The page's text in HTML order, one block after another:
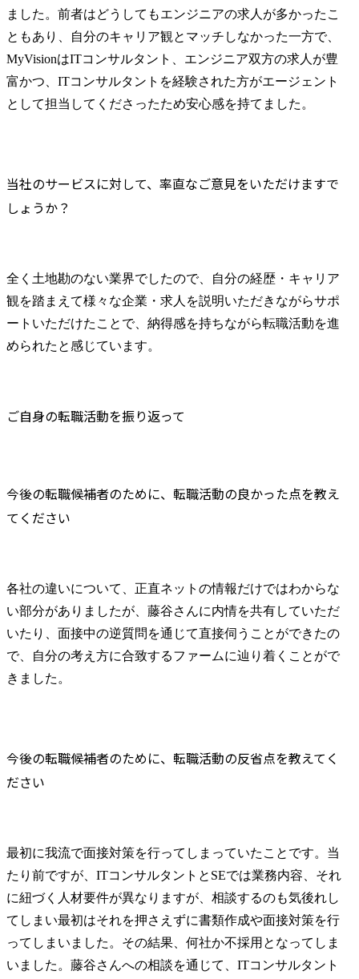
ました。前者はどうしてもエンジニアの求人が多かったこ
ともあり、自分のキャリア観とマッチしなかった一方で、
MyVisionはITコンサルタント、エンジニア双方の求人が豊
富かつ、ITコンサルタントを経験された方がエージェント
として担当してくださったため安心感を持てました。
当社のサービスに対して、率直なご意見をいただけますで
しょうか？
全く土地勘のない業界でしたので、自分の経歴・キャリア
観を踏まえて様々な企業・求人を説明いただきながらサポ
ートいただけたことで、納得感を持ちながら転職活動を進
められたと感じています。
ご自身の転職活動を振り返って
今後の転職候補者のために、転職活動の良かった点を教え
てください
各社の違いについて、正直ネットの情報だけではわからな
い部分がありましたが、藤谷さんに内情を共有していただ
いたり、面接中の逆質問を通じて直接伺うことができたの
で、自分の考え方に合致するファームに辿り着くことがで
きました。
今後の転職候補者のために、転職活動の反省点を教えてく
ださい
最初に我流で面接対策を行ってしまっていたことです。当
たり前ですが、ITコンサルタントとSEでは業務内容、それ
に紐づく人材要件が異なりますが、相談するのも気後れし
てしまい最初はそれを押さえずに書類作成や面接対策を行
ってしまいました。その結果、何社か不採用となってしま
いました。藤谷さんへの相談を通じて、ITコンサルタント